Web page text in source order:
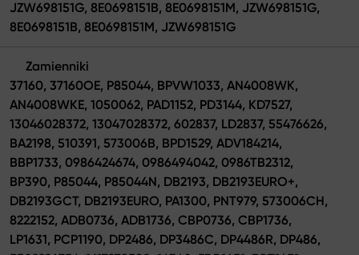
JZW698151G, 8E0698151B, 8E0698151M, JZW698151G,
8E0698151B, 8E0698151M, JZW698151G
Zamienniki
37160, 37160OE, P85044, BPVW1033, AN4008WK,
AN4008WKE, 1050062, PAD1152, PD3144, KD7527,
13046028372, 13047028372, 602837, LD2837, 55476626,
BA2198, 510391, 573006B, BPD1529, ADV184214,
BBP1733, 0986424674, 0986494042, 0986TB2312,
BP390, P85044, P85044N, DB2193, DB2193EURO+,
DB2193GCT, DB2193EURO, PA1300, PNT979, 573006CH,
8222152, ADB0736, ADB1736, CBP0736, CBP1736,
LP1631, PCP1190, DP2486, DP3486C, DP4486R, DP486,